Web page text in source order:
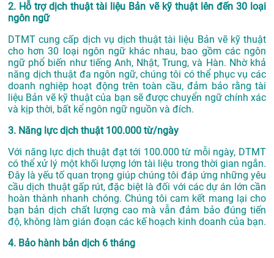
2. Hỗ trợ dịch thuật tài liệu Bản vẽ kỹ thuật lên đến 30 loại
ngôn ngữ
DTMT cung cấp dịch vụ dịch thuật tài liệu Bản vẽ kỹ thuật
cho hơn 30 loại ngôn ngữ khác nhau, bao gồm các ngôn
ngữ phổ biến như tiếng Anh, Nhật, Trung, và Hàn. Nhờ khả
năng dịch thuật đa ngôn ngữ, chúng tôi có thể phục vụ các
doanh nghiệp hoạt động trên toàn cầu, đảm bảo rằng tài
liệu Bản vẽ kỹ thuật của bạn sẽ được chuyển ngữ chính xác
và kịp thời, bất kể ngôn ngữ nguồn và đích.
3. Năng lực dịch thuật 100.000 từ/ngày
Với năng lực dịch thuật đạt tới 100.000 từ mỗi ngày, DTMT
có thể xử lý một khối lượng lớn tài liệu trong thời gian ngắn.
Đây là yếu tố quan trọng giúp chúng tôi đáp ứng những yêu
cầu dịch thuật gấp rút, đặc biệt là đối với các dự án lớn cần
hoàn thành nhanh chóng. Chúng tôi cam kết mang lại cho
bạn bản dịch chất lượng cao mà vẫn đảm bảo đúng tiến
độ, không làm gián đoạn các kế hoạch kinh doanh của bạn.
4. Bảo hành bản dịch 6 tháng